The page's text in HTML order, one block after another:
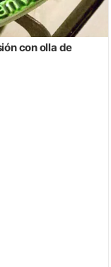
con olla de